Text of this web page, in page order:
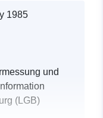
1985
und
(LGB)